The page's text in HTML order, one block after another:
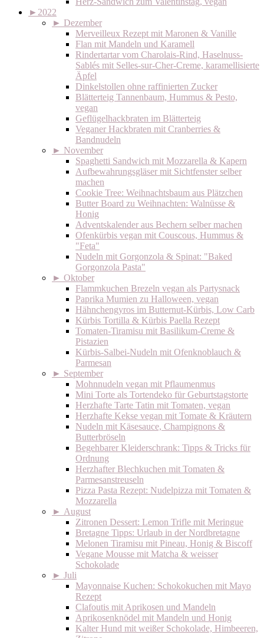
► 2022
► Dezember
Merveilleux Rezept mit Maronen & Vanille
Flan mit Mandeln und Karamell
Rindertartar vom Charolais-Rind, Haselnuss-
Sablés mit Selles-sur-Cher-Creme, karamellisierte
Äpfel
Dinkelstollen ohne raffinierten Zucker
Blätterteig Tannenbaum, Hummus & Pesto,
vegan
Geflügelhackbraten im Blätterteig
Veganer Hackbraten mit Cranberries &
Bandnudeln
► November
Spaghetti Sandwich mit Mozzarella & Kapern
Aufbewahrungsgläser mit Sichtfenster selber
machen
Cookie Tree: Weihnachtsbaum aus Plätzchen
Butter Board zu Weihnachten: Walnüsse &
Honig
Adventskalender aus Bechern selber machen
Ofenkürbis vegan mit Couscous, Hummus &
"Feta"
Nudeln mit Gorgonzola & Spinat: "Baked
Gorgonzola Pasta"
► Oktober
Flammkuchen Brezeln vegan als Partysnack
Paprika Mumien zu Halloween, vegan
Hähnchengyros im Butternut-Kürbis, Low Carb
Kürbis Tortilla & Kürbis Paella Rezept
Tomaten-Tiramisu mit Basilikum-Creme &
Pistazien
Kürbis-Salbei-Nudeln mit Ofenknoblauch &
Parmesan
► September
Mohnnudeln vegan mit Pflaumenmus
Mini Torte als Tortendeko für Geburtstagstorte
Herzhafte Tarte Tatin mit Tomaten, vegan
Herzhafte Kekse vegan mit Tomate & Kräutern
Nudeln mit Käsesauce, Champignons &
Butterbröseln
Begehbarer Kleiderschrank: Tipps & Tricks für
Ordnung
Herzhafter Blechkuchen mit Tomaten &
Parmesanstreuseln
Pizza Pasta Rezept: Nudelpizza mit Tomaten &
Mozzarella
► August
Zitronen Dessert: Lemon Trifle mit Meringue
Bretagne Tipps: Urlaub in der Nordbretagne
Melonen Tiramisu mit Pineau, Honig & Biscoff
Vegane Mousse mit Matcha & weisser
Schokolade
► Juli
Mayonnaise Kuchen: Schokokuchen mit Mayo
Rezept
Clafoutis mit Aprikosen und Mandeln
Aprikosenknödel mit Mandeln und Honig
Kalter Hund mit weißer Schokolade, Himbeeren,